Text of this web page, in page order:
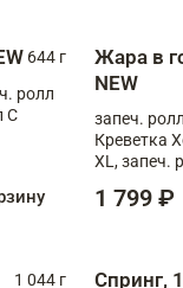
644 г
ролл
С
Жара в
NEW
запеч.
Креветка
XL, запеч.
1 799 ₽
1 044 г Спринг,